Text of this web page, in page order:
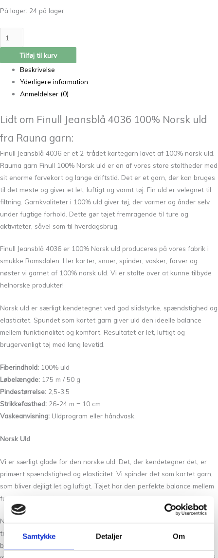
Samtykke Detaljer Om
På lager: 24 på lager
Tilføj til kurv
Beskrivelse
Yderligere information
Anmeldelser (0)
Lidt om Finull Jeansblå 4036 100% Norsk uld
fra Rauna garn:
Finull Jeansblå 4036 er et 2-trådet kartegarn lavet af 100% norsk uld.
Rauma garn Finull 100% Norsk uld er en af ​​vores store stoltheder med
sit enorme farvekort og lange driftstid. Det er et garn, der kan bruges
til det meste og giver et let, luftigt og varmt tøj. Fin uld er velegnet til
filtning. Garnkvaliteter i 100% uld giver tøj, der varmer og ånder selv
under fugtige forhold. Dette gør tøjet fremragende til ture og
aktiviteter, såvel som til hverdagsbrug.
Finull Jeansblå 4036 er 100% Norsk uld produceres på vores fabrik i
smukke Romsdalen. Her karter, snoer, spinder, vasker, farver og
nøster vi garnet af 100% norsk uld. Vi er stolte over at kunne tilbyde
helnorske produkter!
Norsk uld er særligt kendetegnet ved god slidstyrke, spændstighed og
elasticitet. Spundet som kartet garn giver uld den ideelle balance
mellem funktionalitet og komfort. Resultatet er let, luftigt og
brugervenligt tøj med lang levetid.
Fiberindhold: 100% uld
Løbelængde: 175 m / 50 g
Pindestørrelse: 2,5-3,5
Strikkefasthed: 26-24 m = 10 cm
Vaskeanvisning: Uldprogram eller håndvask.
Norsk Uld
Vi er særligt glade for den norske uld. Det, der kendetegner det, er
primært spændstighed og elasticitet. Vi spinder det som kartet garn,
som bliver dejligt let og luftigt. Tøjet har den perfekte balance mellem
funktionalitet og komfort – de er lette, varme og holdbare.
Norsk uld er blandt verdens mest miljøvenlige
tekstilfibre. Produktionen af norsk uld overgår sædvanlig
bæredygtighedstankegang, når det kommer til at minimere